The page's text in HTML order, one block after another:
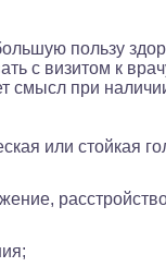
пользу
с визитом к
смысл при
или стойкая